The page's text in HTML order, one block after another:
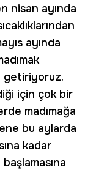
nisan ayında
ayında
getiriyoruz.
için çok bir
madımağa
bu aylarda
kadar